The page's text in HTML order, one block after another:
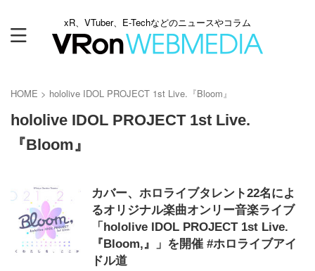
xR、VTuber、E-Techなどのニュースやコラム
HOME > hololive IDOL PROJECT 1st Live.『Bloom』
hololive IDOL PROJECT 1st Live.
『Bloom』
カバー、ホロライブタレント22名によ
るオリジナル楽曲オンリー音楽ライブ
「hololive IDOL PROJECT 1st Live.
『Bloom,』」を開催 #ホロライブアイ
ドル道